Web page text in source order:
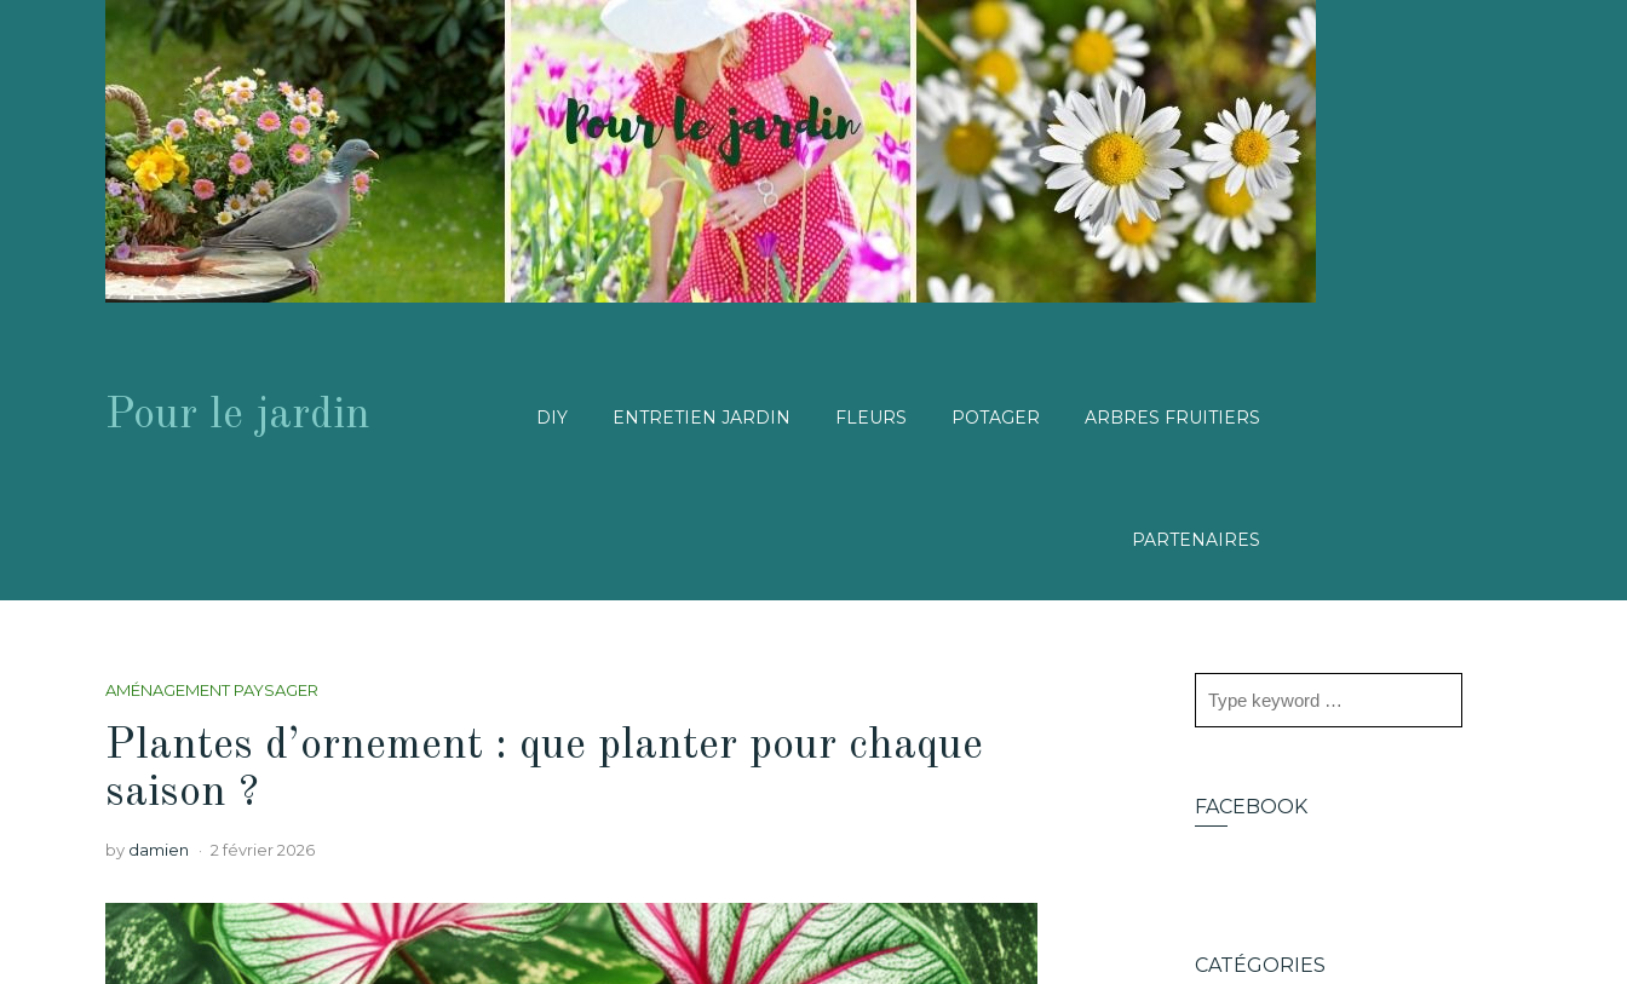
Pour le jardin DIY ENTRETIEN JARDIN FLEURS POTAGER ARBRES FRUITIERS
PARTENAIRES
AMÉNAGEMENT PAYSAGER
Plantes d’ornement : que planter pour chaque
saison ?
by damien 2 février 2026
FACEBOOK
CATÉGORIES